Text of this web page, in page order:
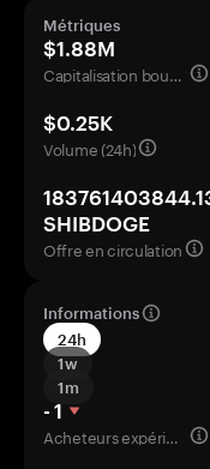
Métriques
$1.88M
Capitalisation boursière
$0.25K
Volume (24h)
SHIBDOGE
Offre en circulation
Informations
24h
1w
1m
- 1
Acheteurs expérimentés